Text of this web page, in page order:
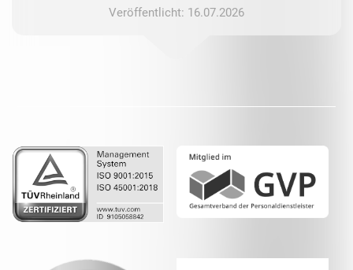
Veröffentlicht: 16.07.2026